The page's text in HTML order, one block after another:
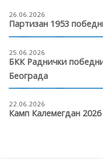
26.06.2026
Партизан 1953
25.06.2026
БКК Раднички
Београда
22.06.2026
Камп Калемегдан 2026